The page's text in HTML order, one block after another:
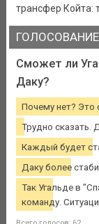
трансфер Койта:
ГОЛОСОВАНИЕ
Сможет ли
Даку?
Почему нет?
Трудно сказать.
Каждый будет
Даку более
Так Угальде в
команду.